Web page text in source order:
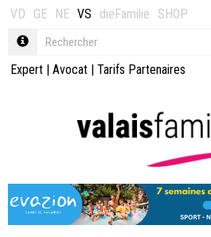
VD GE NE VS dieFamilie SHOP
Expert | Avocat | Tarifs Partenaires